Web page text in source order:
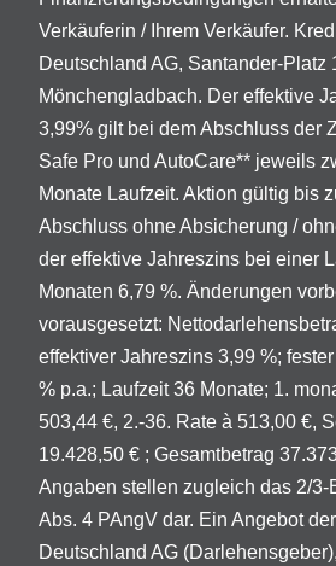
Verkäuferin / Ihrem Verkäufer.
Deutschland AG, Santander-Platz
Mönchengladbach. Der effektive
3,99% gilt bei dem Abschluss der
Safe Pro und AutoCare** jeweils
Monate Laufzeit. Aktion gültig bis
Abschluss ohne Absicherung /
der effektive Jahreszins bei einer
Monaten 6,79 %. Änderungen
vorausgesetzt:
effektiver Jahreszins 3,99 %;
% p.a.; Laufzeit 36 Monate; 1.
503,44 €, 2.-36. Rate à 513,00 €,
19.428,50 € ; Gesamtbetrag
Angaben stellen zugleich das 2/3-
Abs. 4 PAngV dar. Ein Angebot
Deutschland AG